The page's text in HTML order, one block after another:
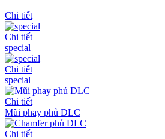
Chi tiết
Chi tiết
special
Chi tiết
special
Chi tiết
Mũi phay phủ DLC
Chi tiết